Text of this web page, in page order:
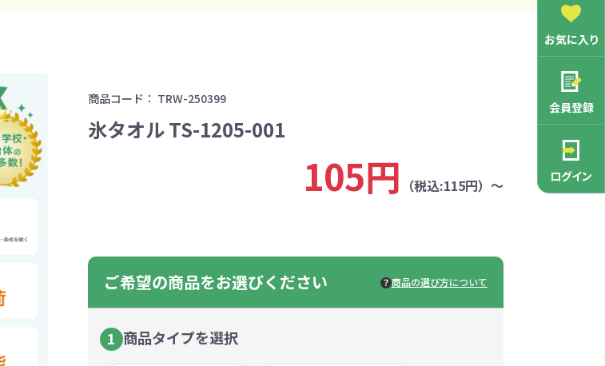
オーガニックコットン
バッグ
キャンバストートバッ
デニムバッグ 保冷バッグ
サコッシュ
不織布巾着・リュック
ポリエステル巾着・リュ
ポリエステルポーチ コットンポーチ
フラットポーチ
コインケース カードケース
プラスチックマグカップ
ステンレス・アルミマグカッ
ー
ペットボトルホルダー グラス
文具・ステーショナリー
カレンダー 定規・メジャー
その他文具
スマホショルダー モバイルクリーナー
パソコングッズ
キーホルダー ティッシュ
トイレットペーパー
インテリア雑貨
防災・防犯グッズ 美容・健康グッズ
展示会向けノベルティ
再生ＰＥＴ 再生樹脂
ラバーウッド
ジュート
ライスレジン 生分解性素材
樹を・サンゴを植える
社名入りグッズ
手作り・工作イベントセット
スポーツ・部活動 ライブ・フェス 推し活グッズ
文具・知育玩具系 イベント・抽選会
エコ・アイデア雑貨 キッチン雑貨
防犯グッズ モバイル・PCグッズ
フルカラー印刷で訴求力UP 名入れ印刷バッグ特集
秋のノベルティ特集
環境保全への取り組み
環境保全 交通安全
記念品
住宅・不動産
美容系サロン
お気に入り
会員登録
ログイン
商品コード： TRW-250399
氷タオル TS-1205-001
105円 （税込:115円）～
ご希望の商品をお選びください 商品の選び方について
1 商品タイプを選択